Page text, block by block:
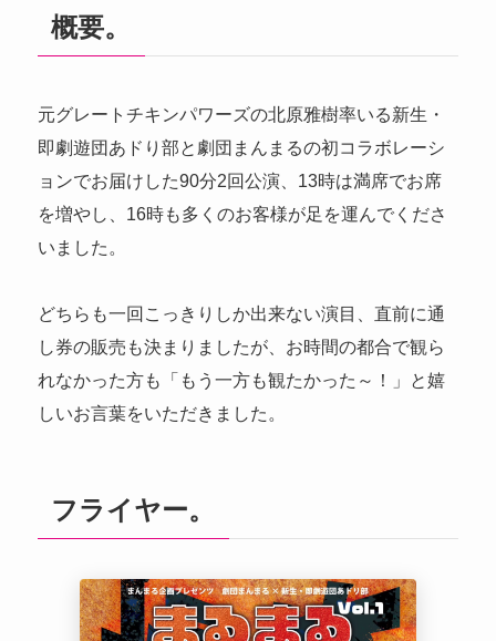
概要。
元グレートチキンパワーズの北原雅樹率いる新生・
即劇遊団あドり部と劇団まんまるの初コラボレーシ
ョンでお届けした90分2回公演、13時は満席でお席
を増やし、16時も多くのお客様が足を運んでくださ
いました。
どちらも一回こっきりしか出来ない演目、直前に通
し券の販売も決まりましたが、お時間の都合で観ら
れなかった方も「もう一方も観たかった～！」と嬉
しいお言葉をいただきました。
フライヤー。